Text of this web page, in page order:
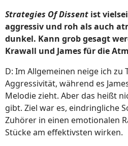
Strategies Of Dissent ist
aggressiv und roh als auch
dunkel. Kann grob gesagt
Krawall und James für die
D: Im Allgemeinen neige ich zu
Aggressivität, während es
Melodie zieht. Aber das heißt
gibt. Ziel war es, eindringliche
Zuhörer in einen emotionalen
Stücke am effektivsten wirken.